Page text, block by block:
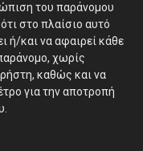
του παράνομου
στο πλαίσιο αυτό
ή/και να αφαιρεί κάθε
χωρίς
καθώς και να
για την αποτροπή